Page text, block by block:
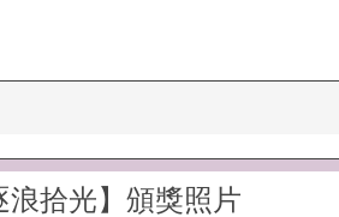
浪拾光】頒獎照片